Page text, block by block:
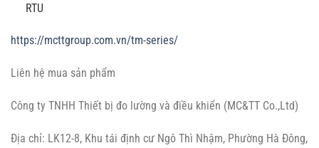
RTU
https://mcttgroup.com.vn/tm-series/
Liên hệ mua sản phẩm
Công ty TNHH Thiết bị đo lường và điều khiển (MC&TT Co.,Ltd)
Địa chỉ: LK12-8, Khu tái định cư Ngô Thì Nhậm, Phường Hà Đông,